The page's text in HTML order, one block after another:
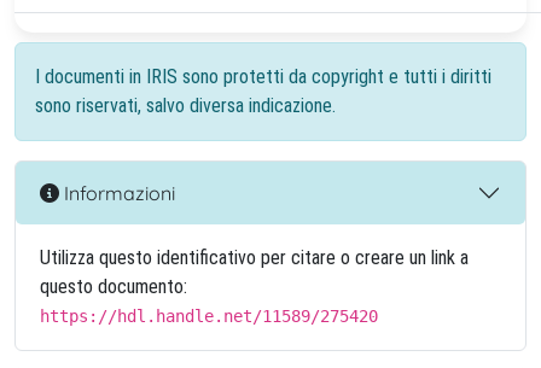
I documenti in IRIS sono protetti da copyright e tutti i diritti
sono riservati, salvo diversa indicazione.
Informazioni
Utilizza questo identificativo per citare o creare un link a
questo documento:
https://hdl.handle.net/11589/275420